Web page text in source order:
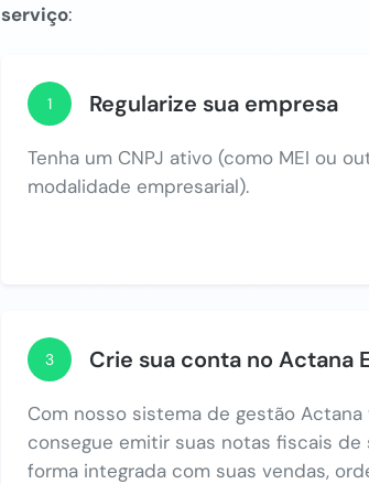
serviço:
1 Regularize sua empresa
Tenha um CNPJ ativo (como MEI ou
modalidade empresarial).
3 Crie sua conta no Actana
Com nosso sistema de gestão Actana
consegue emitir suas notas fiscais de
forma integrada com suas vendas,